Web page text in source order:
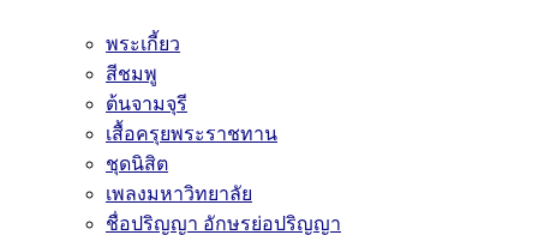
พระเกี้ยว
สีชมพู
ต้นจามจุรี
เสื้อครุยพระราชทาน
ชุดนิสิต
เพลงมหาวิทยาลัย
ชื่อปริญญา อักษรย่อปริญญา